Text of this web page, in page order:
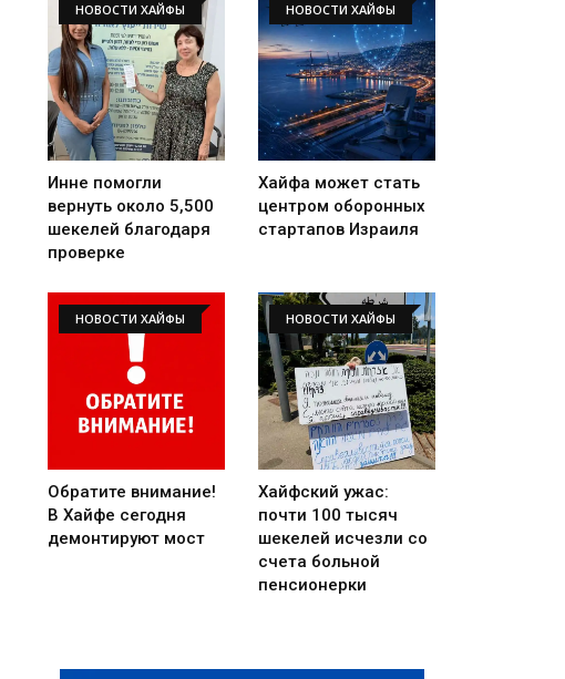
НОВОСТИ ХАЙФЫ
Инне помогли
вернуть около 5,500
шекелей благодаря
проверке
НОВОСТИ ХАЙФЫ
Хайфа может стать
центром оборонных
стартапов Израиля
НОВОСТИ ХАЙФЫ
Обратите внимание!
В Хайфе сегодня
демонтируют мост
НОВОСТИ ХАЙФЫ
Хайфский ужас:
почти 100 тысяч
шекелей исчезли со
счета больной
пенсионерки